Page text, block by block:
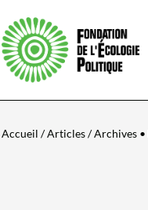
Accueil /Articles/Archives•